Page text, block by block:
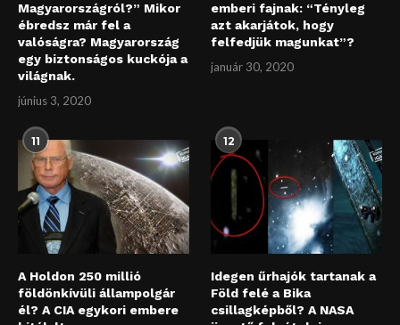
Magyarországról?” Mikor
ébredsz már fel a
valóságra? Magyarország
egy biztonságos kuckója a
világnak.
június 3, 2020
emberi fajnak: “Tényleg
azt akarjátok, hogy
felfedjük magunkat”?
január 30, 2020
11
A Holdon 250 millió
földönkívüli állampolgár
él? A CIA egykori embere
12
Idegen űrhajók tartanak a
Föld felé a Bika
csillagképből? A NASA